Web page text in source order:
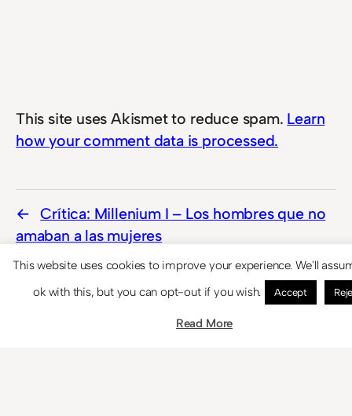
This site uses Akismet to reduce spam. Learn
how your comment data is processed.
Crítica: Millenium I – Los hombres que no
amaban a las mujeres
Crítica: Ira de Titanes
This website uses cookies to improve your experience. We'll
ok with this, but you can opt-out if you wish.
Accept
Read More